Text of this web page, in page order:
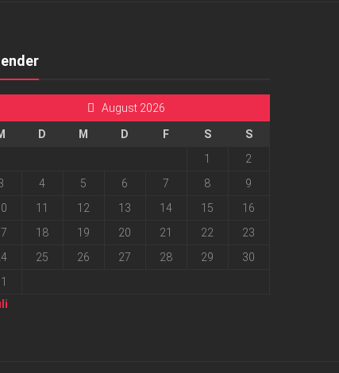
August 2026
D M D F S
S
1
2
4 5 6 7 8
9
11 12 13 14 15
16
18 19 20 21 22
23
25 26 27 28 29
30